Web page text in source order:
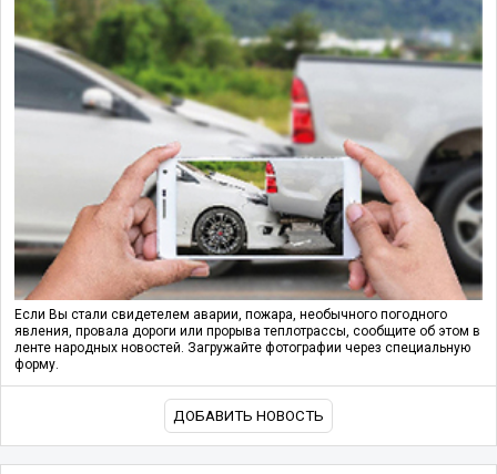
Если Вы стали свидетелем аварии, пожара, необычного погодного
явления, провала дороги или прорыва теплотрассы, сообщите об этом в
ленте народных новостей. Загружайте фотографии через специальную
форму.
ДОБАВИТЬ НОВОСТЬ